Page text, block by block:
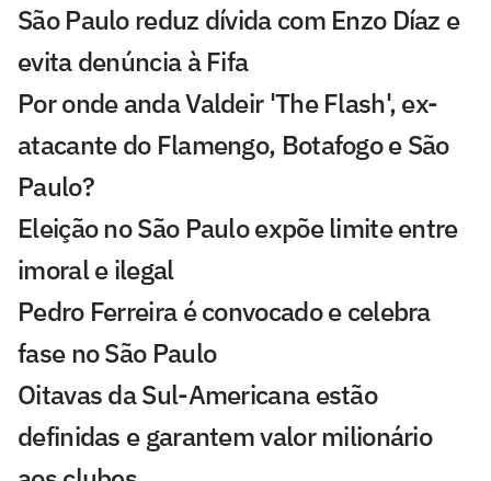
São Paulo reduz dívida com Enzo Díaz e
evita denúncia à Fifa
Por onde anda Valdeir 'The Flash', ex-
atacante do Flamengo, Botafogo e São
Paulo?
Eleição no São Paulo expõe limite entre
imoral e ilegal
Pedro Ferreira é convocado e celebra
fase no São Paulo
Oitavas da Sul-Americana estão
definidas e garantem valor milionário